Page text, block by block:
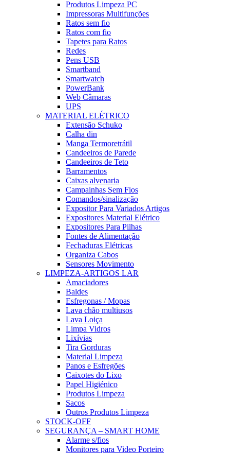
Produtos Limpeza PC
Impressoras Multifunções
Ratos sem fio
Ratos com fio
Tapetes para Ratos
Redes
Pens USB
Smartband
Smartwatch
PowerBank
Web Câmaras
UPS
MATERIAL ELÉTRICO
Extensão Schuko
Calha din
Manga Termoretrátil
Candeeiros de Parede
Candeeiros de Teto
Barramentos
Caixas alvenaria
Campainhas Sem Fios
Comandos/sinalização
Expositor Para Variados Artigos
Expositores Material Elétrico
Expositores Para Pilhas
Fontes de Alimentação
Fechaduras Elétricas
Organiza Cabos
Sensores Movimento
LIMPEZA-ARTIGOS LAR
Amaciadores
Baldes
Esfregonas / Mopas
Lava chão multiusos
Lava Loiça
Limpa Vidros
Lixívias
Tira Gorduras
Material Limpeza
Panos e Esfregões
Caixotes do Lixo
Papel Higiénico
Produtos Limpeza
Sacos
Outros Produtos Limpeza
STOCK-OFF
SEGURANÇA – SMART HOME
Alarme s/fios
Monitores para Video Porteiro